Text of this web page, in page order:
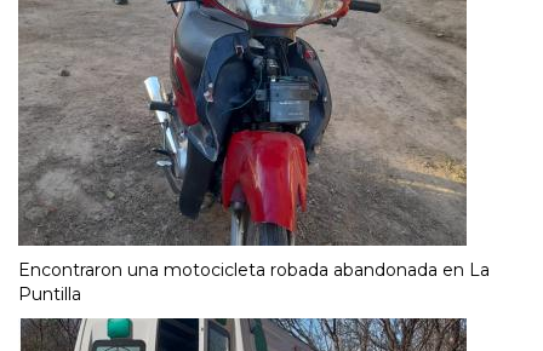
Encontraron una motocicleta robada abandonada en La
Puntilla